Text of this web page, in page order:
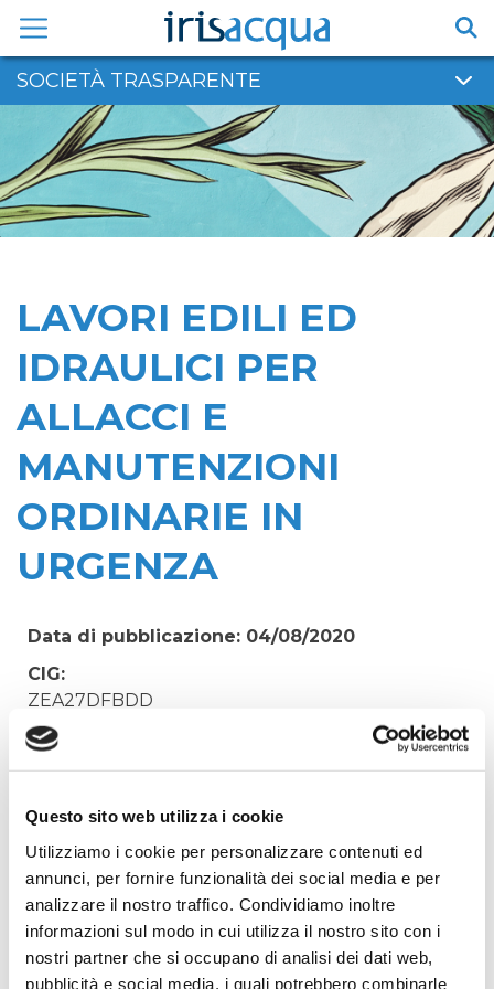
Questo sito web utilizza i cookie
Utilizziamo i cookie per personalizzare contenuti ed
annunci, per fornire funzionalità dei social media e per
analizzare il nostro traffico. Condividiamo inoltre
informazioni sul modo in cui utilizza il nostro sito con i
nostri partner che si occupano di analisi dei dati web,
pubblicità e social media, i quali potrebbero combinarle
contenuto
SOCIETÀ TRASPARENTE
LAVORI EDILI ED
IDRAULICI PER
ALLACCI E
MANUTENZIONI
ORDINARIE IN
URGENZA
Data di pubblicazione: 04/08/2020
CIG:
ZEA27DFBDD
Struttura proponente:
Oggetto:
LAVORI EDILI ED IDRAULICI PER ALLACCI E
MANUTENZIONI ORDINARIE IN URGENZA
Codice Fiscale: